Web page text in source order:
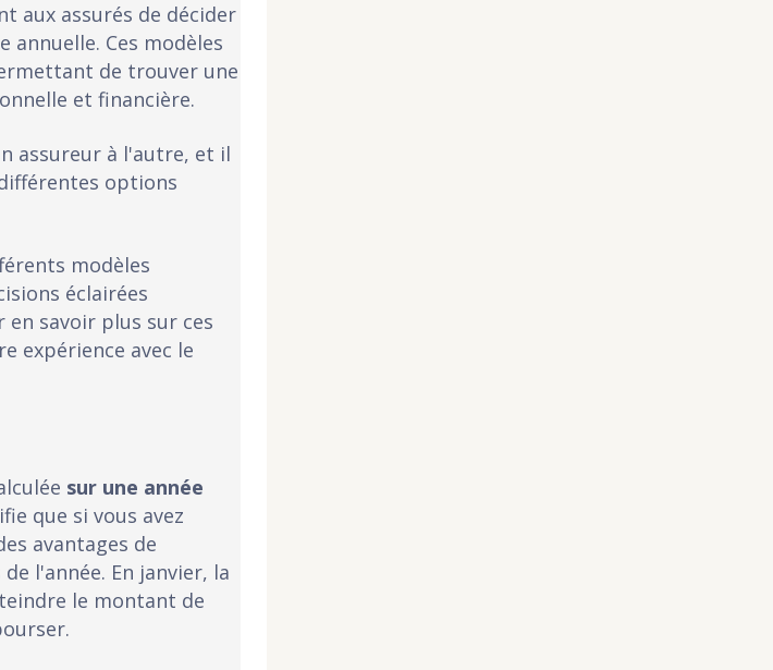
aux assurés de décider
Ces modèles
de trouver une
et financière.
assureur à l'autre, et il
options
modèles
éclairées
en savoir plus sur ces
expérience avec le
sur une année
que si vous avez
avantages de
l'année. En janvier, la
le montant de